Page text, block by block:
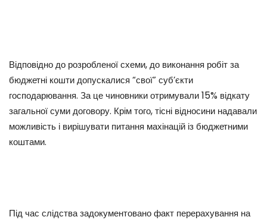
Відповідно до розробленої схеми, до виконання робіт за
бюджетні кошти допускалися “свої” суб’єкти
господарювання. За це чиновники отримували 15% відкату
загальної суми договору. Крім того, тісні відносини надавали
можливість і вирішувати питання махінацій із бюджетними
коштами.
Під час слідства задокументовано факт перерахування на